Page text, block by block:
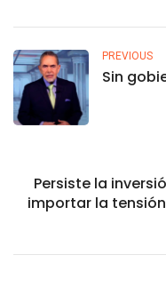
PREVIOUS
Sin
Persiste la
importar la